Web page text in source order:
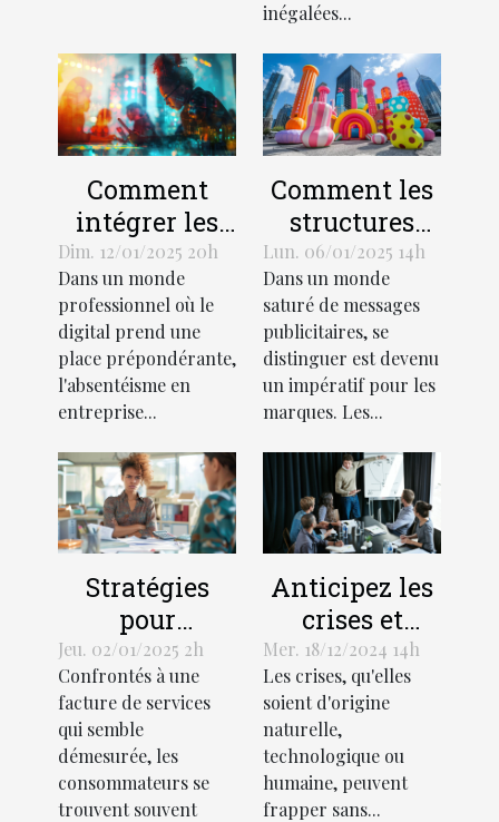
inégalées...
Comment
intégrer les
outils
numériques
pour réduire
l'absentéisme
en entreprise
Dim. 12/01/2025 20h
Dans un monde
professionnel où le
digital prend une
place prépondérante,
l'absentéisme en
entreprise...
Comment les
structures
gonflables
géantes
transforment
le marketing
visuel
Lun. 06/01/2025 14h
Dans un monde
saturé de messages
publicitaires, se
distinguer est devenu
un impératif pour les
marques. Les...
Stratégies
pour
contester une
facture de
services jugée
excessive
Jeu. 02/01/2025 2h
Confrontés à une
facture de services
qui semble
démesurée, les
consommateurs se
trouvent souvent
Anticipez les
crises et
limitez leurs
impacts avec
un plan de
gestion
adapté !
Mer. 18/12/2024 14h
Les crises, qu'elles
soient d'origine
naturelle,
technologique ou
humaine, peuvent
frapper sans...